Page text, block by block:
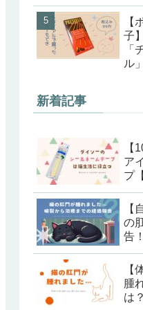
【
子
「
ル
新着記事
【
ア
プ
【
の
告！
【
腫
は？